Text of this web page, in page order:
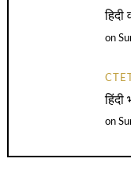
हिदी
on
CTET
हिंदी
on